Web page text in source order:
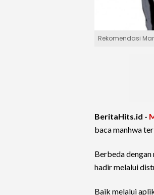
Rekomendasi
BeritaHits.id -
baca manhwa
Berbeda
hadir melalui
Baik melalui